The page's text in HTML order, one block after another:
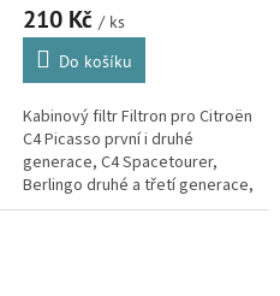
2X)
210 Kč / ks
Do košíku
Kabinový filtr Filtron pro Citroën
C4 Picasso první i druhé
generace, C4 Spacetourer,
Berlingo druhé a třetí generace,
Spacetourer a DS5. (Peugeot